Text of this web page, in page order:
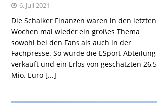
6. Juli 2021
Die Schalker Finanzen waren in den letzten
Wochen mal wieder ein großes Thema
sowohl bei den Fans als auch in der
Fachpresse. So wurde die ESport-Abteilung
verkauft und ein Erlös von geschätzten 26,5
Mio. Euro [...]